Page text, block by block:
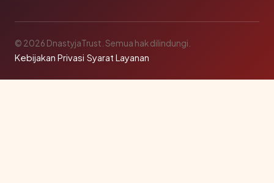
© 2026 DnastyjaTrust. Semua hak dilindungi.
Kebijakan Privasi·Syarat Layanan